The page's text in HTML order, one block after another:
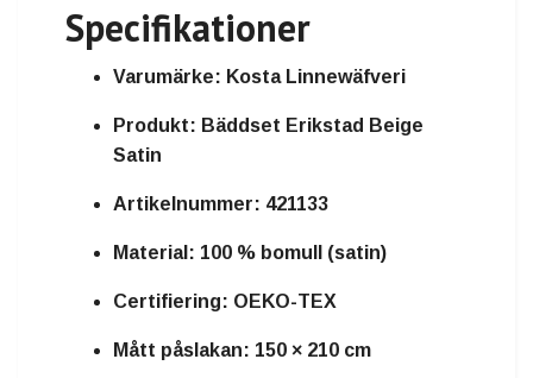
Specifikationer
Varumärke: Kosta Linnewäfveri
Produkt: Bäddset Erikstad Beige
Satin
Artikelnummer: 421133
Material: 100 % bomull (satin)
Certifiering: OEKO-TEX
Mått påslakan: 150 × 210 cm